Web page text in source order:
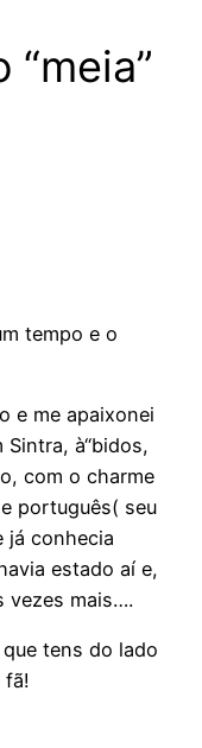
tempo e o
e me apaixonei
à“bidos,
com o charme
português( seu
já conhecia
estado aí e,
vezes mais….
tens do lado
fã!